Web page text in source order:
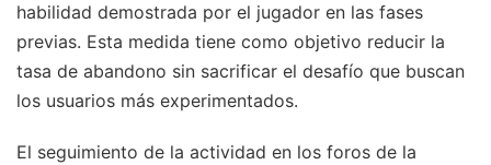
habilidad demostrada por el jugador en las fases
previas. Esta medida tiene como objetivo reducir la
tasa de abandono sin sacrificar el desafío que buscan
los usuarios más experimentados.
El seguimiento de la actividad en los foros de la